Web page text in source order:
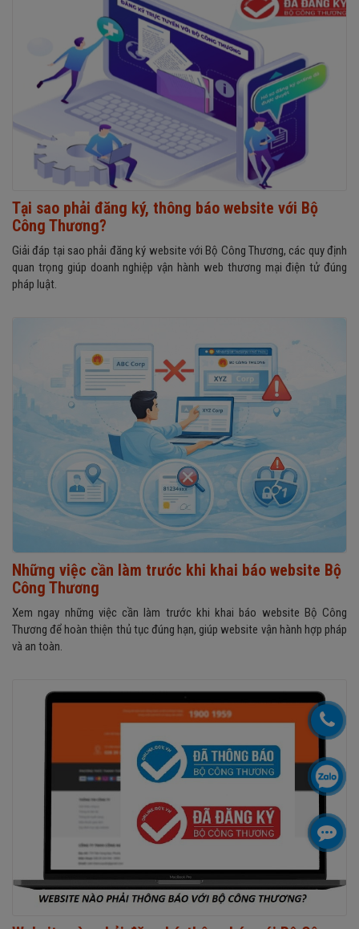
Tại sao phải đăng ký, thông báo website với Bộ
Công Thương?
Giải đáp tại sao phải đăng ký website với Bộ Công Thương, các quy định
quan trọng giúp doanh nghiệp vận hành web thương mại điện tử đúng
pháp luật.
Những việc cần làm trước khi khai báo website Bộ
Công Thương
Xem ngay những việc cần làm trước khi khai báo website Bộ Công
Thương để hoàn thiện thủ tục đúng hạn, giúp website vận hành hợp pháp
và an toàn.